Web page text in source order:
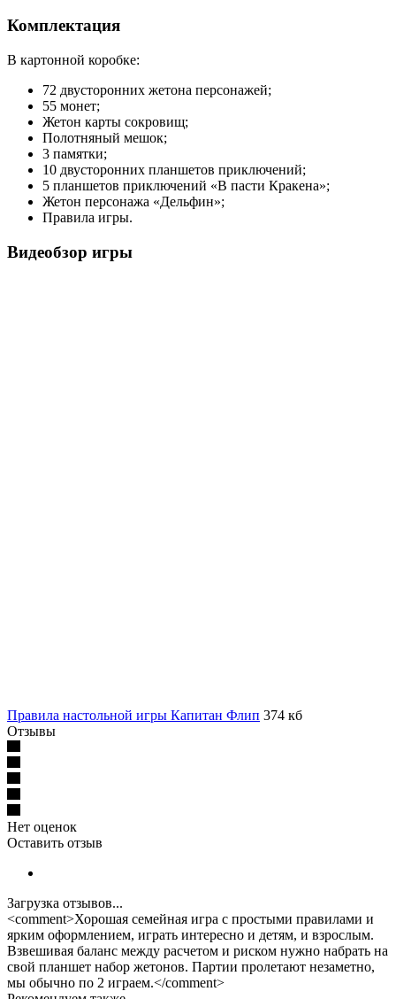
Комплектация
В картонной коробке:
72 двусторонних жетона персонажей;
55 монет;
Жетон карты сокровищ;
Полотняный мешок;
3 памятки;
10 двусторонних планшетов приключений;
5 планшетов приключений «В пасти Кракена»;
Жетон персонажа «Дельфин»;
Правила игры.
Видеобзор игры
Правила настольной игры Капитан Флип 374 кб
Отзывы
Нет оценок
Оставить отзыв
Загрузка отзывов...
<comment>Хорошая семейная игра с простыми правилами и
ярким оформлением, играть интересно и детям, и взрослым.
Взвешивая баланс между расчетом и риском нужно набрать на
свой планшет набор жетонов. Партии пролетают незаметно,
мы обычно по 2 играем.</comment>